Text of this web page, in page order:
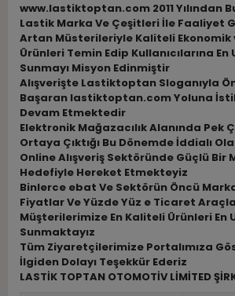
www.lastiktoptan.com 2011 Yılından
Lastik Marka Ve Çeşitleri İle Faaliyet
Artan Müsterileriyle Kaliteli Ekonomik
Ürünleri Temin Edip Kullanıcılarına
Sunmayı Misyon Edinmiştir
Alışverişte Lastiktoptan Sloganıyla
Başaran lastiktoptan.com Yoluna
Devam Etmektedir
Elektronik Mağazacılık Alanında Pek
Ortaya Çıktığı Bu Dönemde İddialı
Online Alışveriş Sektöründe Güçlü Bir
Hedefiyle Hereket Etmekteyiz
Binlerce ebat Ve Sektörün Öncü
Fiyatlar Ve Yüzde Yüz e Ticaret
Müşterilerimize En Kaliteli Ürünleri En
Sunmaktayız
Tüm Ziyaretçilerimize Portalımıza
İlgiden Dolayı Teşekkür Ederiz
LASTİK TOPTAN OTOMOTİV LİMİTED